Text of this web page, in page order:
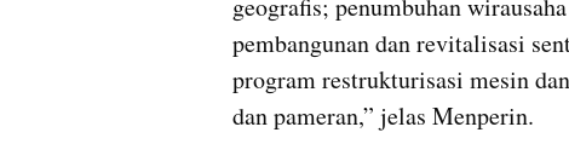
geografis; penumbuhan
pembangunan dan revitalisasi
program restrukturisasi mesin
dan pameran,” jelas Menperin.